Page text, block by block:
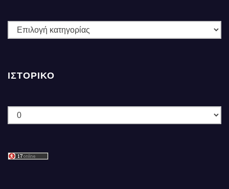
ΚΑΤΗΓΟΡΙΕΣ
ΙΣΤΟΡΙΚΌ
Ιστορικό